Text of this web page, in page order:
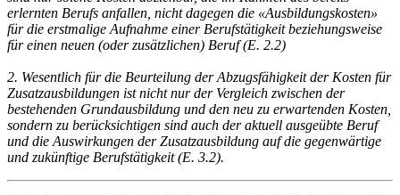
erlernten Berufs anfallen, nicht dagegen die «Ausbildungskosten»
für die erstmalige Aufnahme einer Berufstätigkeit beziehungsweise
für einen neuen (oder zusätzlichen) Beruf (E. 2.2)
2. Wesentlich für die Beurteilung der Abzugsfähigkeit der Kosten für
Zusatzausbildungen ist nicht nur der Vergleich zwischen der
bestehenden Grundausbildung und den neu zu erwartenden Kosten,
sondern zu berücksichtigen sind auch der aktuell ausgeübte Beruf
und die Auswirkungen der Zusatzausbildung auf die gegenwärtige
und zukünftige Berufstätigkeit (E. 3.2).